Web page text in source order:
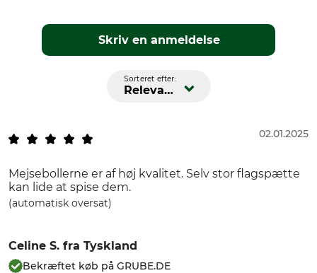
Skriv en anmeldelse
Sorteret efter:
Relevans
02.01.2025
Mejsebollerne er af høj kvalitet. Selv stor flagspætte
kan lide at spise dem.
(automatisk oversat)
Celine S. fra Tyskland
Bekræftet køb på GRUBE.DE